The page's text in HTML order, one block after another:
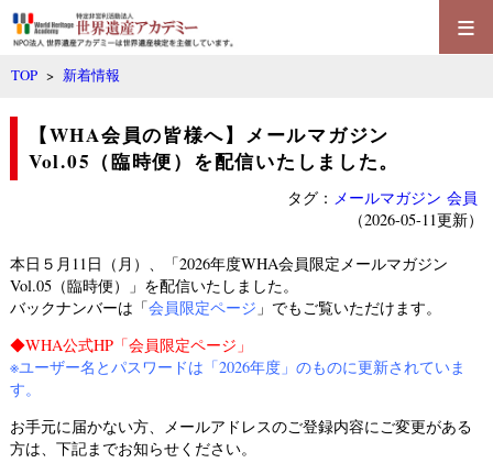
≡
TOP > 新着情報
【WHA会員の皆様へ】メールマガジン
Vol.05（臨時便）を配信いたしました。
タグ： メールマガジン 会員
（2026-05-11更新）
本日５月11日（月）、「2026年度WHA会員限定メールマガジン
Vol.05（臨時便）」を配信いたしました。
バックナンバーは「会員限定ページ 」でもご覧いただけます。
◆WHA公式HP「会員限定ページ」
※ユーザー名とパスワードは「2026年度」のものに更新されていま
す。
お手元に届かない方、メールアドレスのご登録内容にご変更がある
方は、下記までお知らせください。